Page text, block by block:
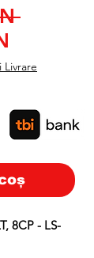
Preț
redus
8CP - LS-